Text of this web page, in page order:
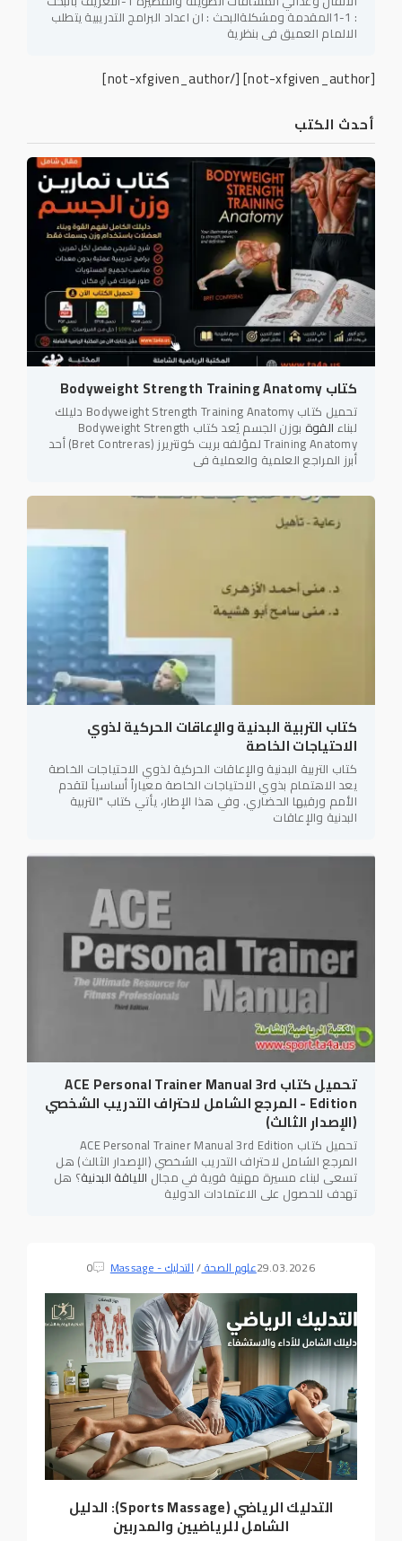
أحدث الكتب
كتاب Bodyweight Strength Training Anatomy
تحميل كتاب Bodyweight Strength Training Anatomy دليلك
لبناء القوة بوزن الجسم يُعد كتاب Bodyweight Strength
Training Anatomy لمؤلفه بريت كونتريرز (Bret Contreras) أحد
أبرز المراجع العلمية والعملية في
كتاب التربية البدنية والإعاقات الحركية لذوي
الاحتياجات الخاصة
كتاب التربية البدنية والإعاقات الحركية لذوي الاحتياجات الخاصة
يعد الاهتمام بذوي الاحتياجات الخاصة معياراً أساسياً لتقدم
الأمم ورقيها الحضاري. وفي هذا الإطار، يأتي كتاب "التربية
البدنية والإعاقات
تحميل كتاب ACE Personal Trainer Manual 3rd
Edition - المرجع الشامل لاحتراف التدريب الشخصي
(الإصدار الثالث)
تحميل كتاب ACE Personal Trainer Manual 3rd Edition
المرجع الشامل لاحتراف التدريب الشخصي (الإصدار الثالث) هل
تسعى لبناء مسيرة مهنية قوية في مجال اللياقة البدنية؟ هل
تهدف للحصول على الاعتمادات الدولية
29.03.2026علوم الصحة/التدليك - Massage 0
التدليك الرياضي (Sports Massage): الدليل
الشامل للرياضيين والمدربين
: 1-1المقدمة ومشكلةالبحث : ان اعداد البرامج التدريبية يتطلب
الالمام العميق في بنظرية
[not-xfgiven_author]
[/not-xfgiven_author]